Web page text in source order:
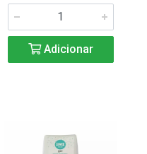
Adicionar